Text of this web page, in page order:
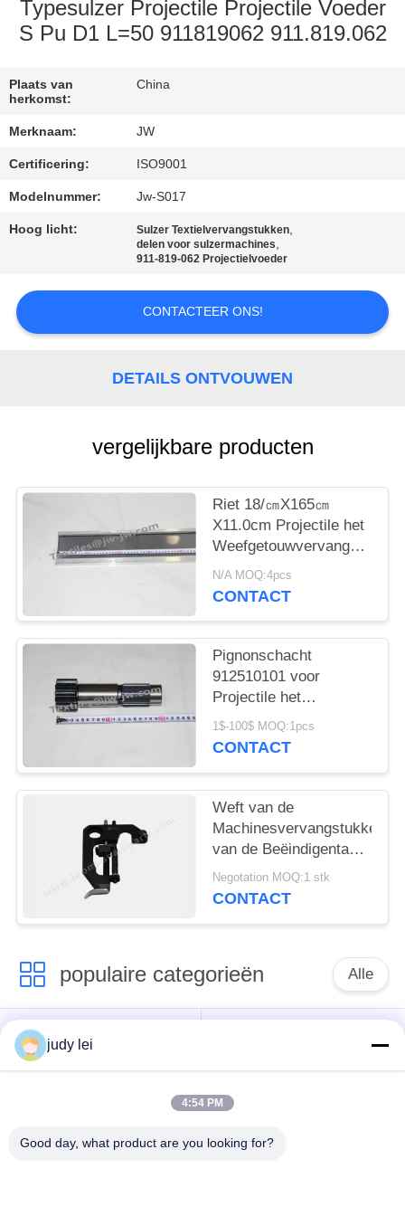
ONS
NIEUWS
EEN
OFFERTE
AAN
SITEMAP
Typesulzer Projectile Projectile Voeder
S Pu D1 L=50 911819062 911.819.062
Plaats van
herkomst:
China
Merknaam: JW
Certificering: ISO9001
Modelnummer: Jw-S017
Hoog licht: Sulzer Textielvervangstukken,
delen voor sulzermachines,
911-819-062 Projectielvoeder
CONTACTEER ONS!
DETAILS ONTVOUWEN
vergelijkbare producten
Riet 18/㎝X165㎝
X11.0cm Projectile het
Weefgetouwvervangstukken
van Sulzer
N/A MOQ:4pcs
CONTACT
Pignonschacht
912510101 voor
Projectile het
Weefgetouwvervangstukken
van Sulzer
1$-100$ MOQ:1pcs
CONTACT
Weft van de
Machinesvervangstukken
van de Beëindigentang
FA 0.5ll-LLS Industriële
Textiellente hard
Negotation MOQ:1 stk
CONTACT
populaire categorieën Alle
wevend
weefgetouwvervangstukken
rapierweefgetouw
het Airjetweefgetouw
judy lei
4:54 PM
Good day, what product are you looking for?